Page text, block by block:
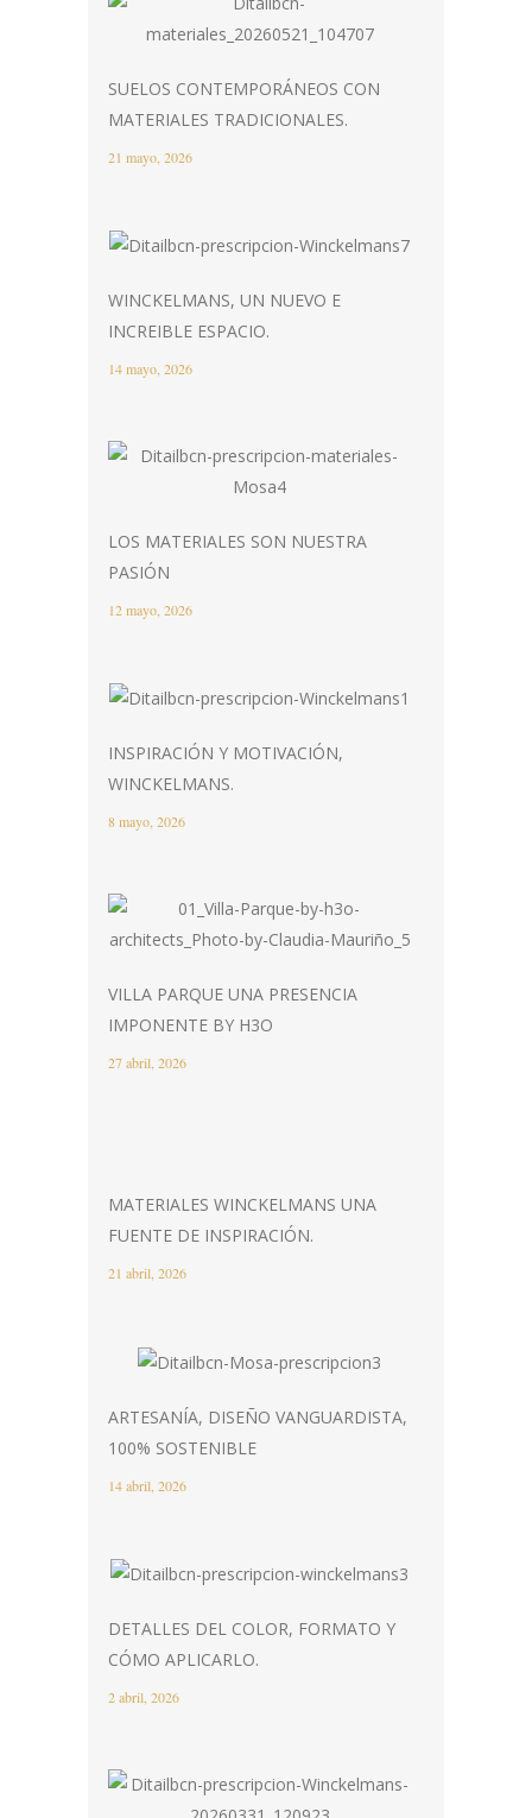
SUELOS CONTEMPORÁNEOS CON
MATERIALES TRADICIONALES.
21 mayo, 2026
WINCKELMANS, UN NUEVO E
INCREIBLE ESPACIO.
14 mayo, 2026
LOS MATERIALES SON NUESTRA
PASIÓN
12 mayo, 2026
INSPIRACIÓN Y MOTIVACIÓN,
WINCKELMANS.
8 mayo, 2026
VILLA PARQUE UNA PRESENCIA
IMPONENTE BY H3O
27 abril, 2026
MATERIALES WINCKELMANS UNA
FUENTE DE INSPIRACIÓN.
21 abril, 2026
ARTESANÍA, DISEÑO VANGUARDISTA,
100% SOSTENIBLE
14 abril, 2026
DETALLES DEL COLOR, FORMATO Y
CÓMO APLICARLO.
2 abril, 2026